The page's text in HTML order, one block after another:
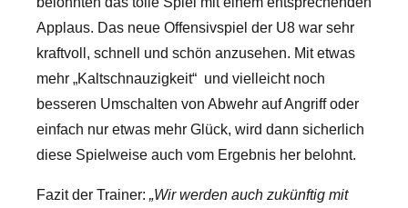
Applaus. Das neue Offensivspiel der U8 war sehr
kraftvoll, schnell und schön anzusehen. Mit etwas
mehr „Kaltschnauzigkeit“ und vielleicht noch
besseren Umschalten von Abwehr auf Angriff oder
einfach nur etwas mehr Glück, wird dann sicherlich
diese Spielweise auch vom Ergebnis her belohnt.
Fazit der Trainer: „Wir werden auch zukünftig mit